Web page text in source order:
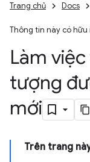
Trang chủ Docs
Thông tin này có hữu
Làm
tượng
mới
Trên trang